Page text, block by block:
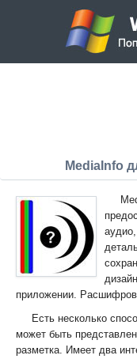
MediaInfo
приложении.
Есть несколько
может быть
разметка. Имеет два